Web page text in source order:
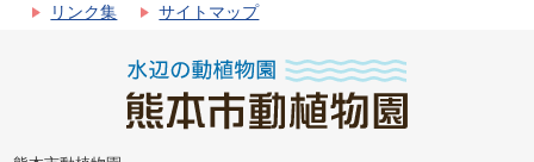
リンク集 サイトマップ